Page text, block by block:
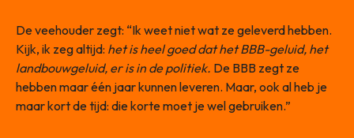
De veehouder zegt: “Ik weet niet wat ze geleverd hebben.
Kijk, ik zeg altijd: het is heel goed dat het BBB-geluid, het
landbouwgeluid, er is in de politiek. De BBB zegt ze
hebben maar één jaar kunnen leveren. Maar, ook al heb je
maar kort de tijd: die korte moet je wel gebruiken.”